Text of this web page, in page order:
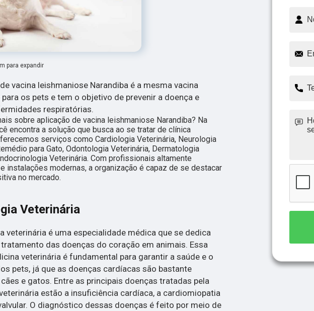
para expandir
vacina leishmaniose Narandiba é a mesma vacina
os pets e tem o objetivo de prevenir a doença e
respiratórias.
sobre aplicação de vacina leishmaniose Narandiba? Na
encontra a solução que busca ao se tratar de clínica
serviços como Cardiologia Veterinária, Neurologia
para Gato, Odontologia Veterinária, Dermatologia
Veterinária. Com profissionais altamente
instalações modernas, a organização é capaz de se destacar
no mercado.
Veterinária
veterinária é uma especialidade médica que se dedica
das doenças do coração em animais. Essa
veterinária é fundamental para garantir a saúde e o
pets, já que as doenças cardíacas são bastante
e gatos. Entre as principais doenças tratadas pela
estão a insuficiência cardíaca, a cardiomiopatia
O diagnóstico dessas doenças é feito por meio de